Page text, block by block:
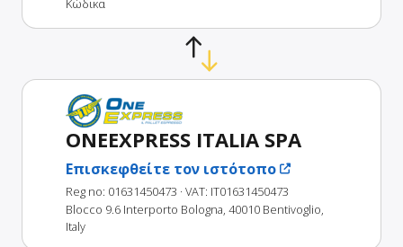
Κώδικα
ONEEXPRESS ITALIA SPA
Επισκεφθείτε τον ιστότοπο
Reg no: 01631450473 · VAT: IT01631450473
Blocco 9.6 Interporto Bologna, 40010 Bentivoglio,
Italy